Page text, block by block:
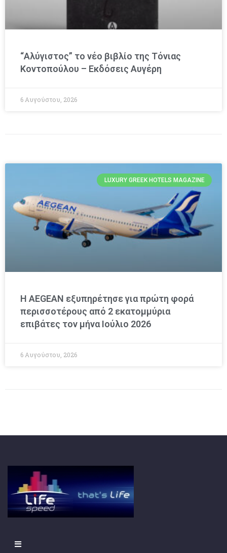
“Αλύγιστος” το νέο βιβλίο της Τόνιας
Κοντοπούλου – Εκδόσεις Αυγέρη
6 Αυγούστου, 2026
LUXURY GREEK HOTELS MAGAZINE
Η AEGEAN εξυπηρέτησε για πρώτη φορά
περισσοτέρους από 2 εκατομμύρια
επιβάτες τον μήνα Ιούλιο 2026
6 Αυγούστου, 2026